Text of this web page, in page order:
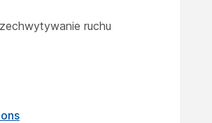
ruchu